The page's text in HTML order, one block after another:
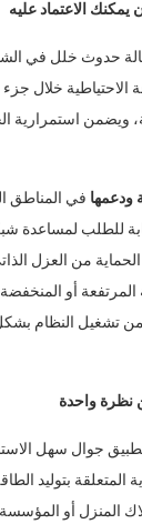
الاعتماد عليه
حدوث خلل في
الاحتياطية خلال
استمرارية
ودعمها في المناطق
للطلب لمساعدة
أو
تشغيل النظام
جوال سهل
المنزل أو